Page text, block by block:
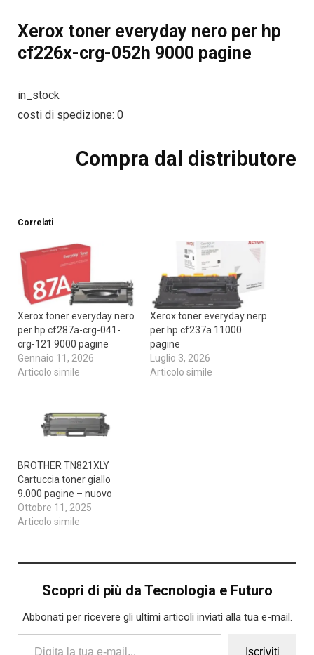
Xerox toner everyday nero per hp
cf226x-crg-052h 9000 pagine
in_stock
costi di spedizione: 0
Compra dal distributore
Correlati
Xerox toner everyday nero
per hp cf287a-crg-041-
crg-121 9000 pagine
Gennaio 11, 2026
Articolo simile
Xerox toner everyday nerp
per hp cf237a 11000
pagine
Luglio 3, 2026
Articolo simile
BROTHER TN821XLY
Cartuccia toner giallo
9.000 pagine – nuovo
Ottobre 11, 2025
Articolo simile
Scopri di più da Tecnologia e Futuro
Abbonati per ricevere gli ultimi articoli inviati alla tua e-mail.
Digita la tua e-mail...
Iscriviti